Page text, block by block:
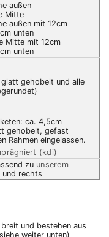
außen
Mitte
außen mit 12cm
unten
Mitte mit 12cm
unten
gehobelt und alle
ca. 4,5cm
gehobelt, gefast
Rahmen eingelassen.
(kdi)
zu unserem
und rechts
und bestehen aus
weiter unten)